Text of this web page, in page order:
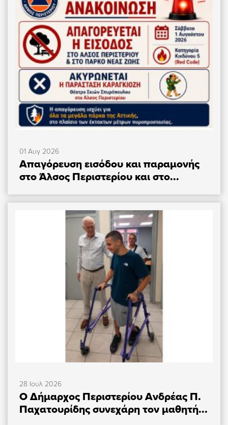
01 Αυγ 2026
Απαγόρευση εισόδου και παραμονής
στο Άλσος Περιστερίου και στο...
28 Ιουλ 2026
Ο Δήμαρχος Περιστερίου Ανδρέας Π.
Παχατουρίδης συνεχάρη τον μαθητή...